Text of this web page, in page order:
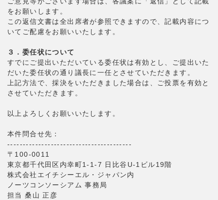
をお願いします。
この返信文書は全出席者が参照できますので、記載内容につ
いてご配慮をお願いいたします。
３．委任状について
すでにご提出いただいている委任状は有効とし、ご提出いた
だいた委任状の通り議長に一任とさせていただきます。
上記方法で、採決をいただきました場合は、ご投票を有効と
させていただきます。
以上よろしくお願いいたします。
本件問合せ先：
----------------------------------------
〒100-0011
東京都千代田区内幸町1-1-7 日比谷U-1ビル19階
株式会社エイチシーエル・ジャパン内
ノーツコンソーシアム 事務局
担当 桑山 正彦